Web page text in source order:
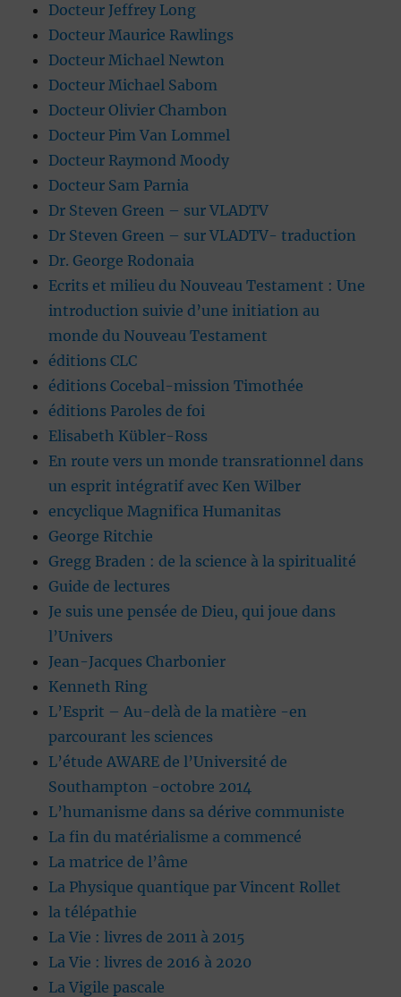
Docteur Jeffrey Long
Docteur Maurice Rawlings
Docteur Michael Newton
Docteur Michael Sabom
Docteur Olivier Chambon
Docteur Pim Van Lommel
Docteur Raymond Moody
Docteur Sam Parnia
Dr Steven Green – sur VLADTV
Dr Steven Green – sur VLADTV- traduction
Dr. George Rodonaia
Ecrits et milieu du Nouveau Testament : Une
introduction suivie d’une initiation au
monde du Nouveau Testament
éditions CLC
éditions Cocebal-mission Timothée
éditions Paroles de foi
Elisabeth Kübler-Ross
En route vers un monde transrationnel dans
un esprit intégratif avec Ken Wilber
encyclique Magnifica Humanitas
George Ritchie
Gregg Braden : de la science à la spiritualité
Guide de lectures
Je suis une pensée de Dieu, qui joue dans
l’Univers
Jean-Jacques Charbonier
Kenneth Ring
L’Esprit – Au-delà de la matière -en
parcourant les sciences
L’étude AWARE de l’Université de
Southampton -octobre 2014
L’humanisme dans sa dérive communiste
La fin du matérialisme a commencé
La matrice de l’âme
La Physique quantique par Vincent Rollet
la télépathie
La Vie : livres de 2011 à 2015
La Vie : livres de 2016 à 2020
La Vigile pascale